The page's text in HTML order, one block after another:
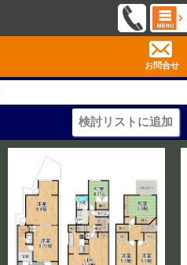
お問合せ
検討リストに追加